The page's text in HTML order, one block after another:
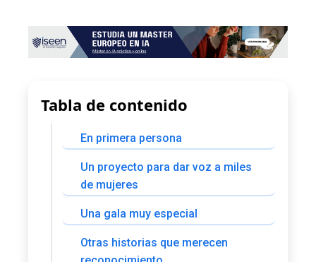
Tabla de contenido
En primera persona
Un proyecto para dar voz a miles
de mujeres
Una gala muy especial
Otras historias que merecen